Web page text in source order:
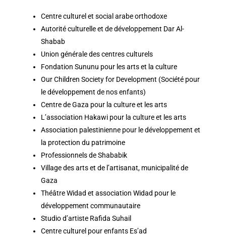
Centre culturel et social arabe orthodoxe
Autorité culturelle et de développement Dar Al-
Shabab
Union générale des centres culturels
Fondation Sununu pour les arts et la culture
Our Children Society for Development (Société pour
le développement de nos enfants)
Centre de Gaza pour la culture et les arts
L’association Hakawi pour la culture et les arts
Association palestinienne pour le développement et
la protection du patrimoine
Professionnels de Shababik
Village des arts et de l’artisanat, municipalité de
Gaza
Théâtre Widad et association Widad pour le
développement communautaire
Studio d’artiste Rafida Suhail
Centre culturel pour enfants Es’ad